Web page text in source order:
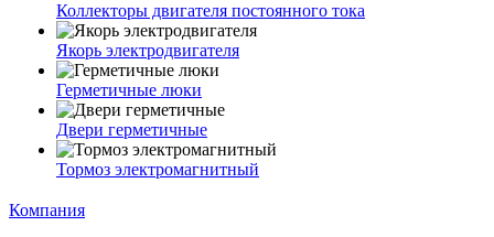
Коллекторы двигателя постоянного тока
Якорь электродвигателя
Герметичные люки
Двери герметичные
Тормоз электромагнитный
Компания